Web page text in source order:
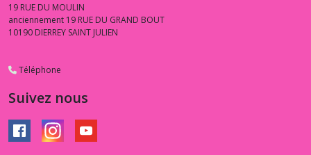
19 RUE DU MOULIN
anciennement 19 RUE DU GRAND BOUT
10190 DIERREY SAINT JULIEN
Téléphone
Suivez nous